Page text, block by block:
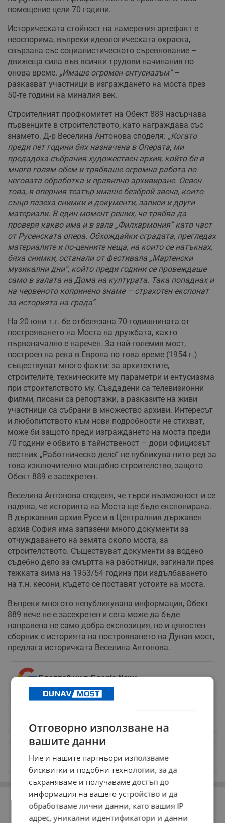
помещение цели 70 години.
Историческата стойност на намерения артефакт е
неоспорима, въпреки идеологическата окраска,
свързана със социалистическото съревнование –
движеща сила във всички трудови начинания по
онова време. „Имаше огромен ентусиазъм“–
разказват участници в изграждането на моста през
50-те години на миналия век.
Строителният профкомитет на Обект 889 насърчава
първенците в строителството, като награждава със
знамето. Д-р Веселина Антонова споделя: „Когато
преди пет години бях назначена в Операта, ми
предадоха събрания художествен архив, който бе в
много голям обем и трябваше огромна работа по
неговата обработка и правилно архивиране. Освен
това, в оперния театър имаше безброй звена, които
също пазеха снимки и документи, записи и други
материали. В един момент реших, че трябва да
проверя какво има и в зала „Филхармония“ като част
от Русенската опера. Обхождайки сградата, прегледах
материалите и по-ценните неща, на които се натъкнах,
бяха снимки, останали от фестивала „Мартенски
музикални дни“, който преди години се провеждаше
само в залата на Дома на културата. Така попаднах и
на червеното копринено знаме – страхотен експонат
за историята на града“.
На 20 юни т.г. бе отбелязана 70-годишнината от
построяването на Моста на дружбата, както
първоначално е наречен. За най-големия мост,
построен на река в Европа по това време (1954 г.)
съществуват много факти: за архитектите,
строителите, техническите му параметри и ентусиазма
при строителството му. Създадени са телевизионни
филми, писани са репортажи, а разказите на живи
участници са събрани в множество архиви. Интересът
и любопитството към нови подробности не стихват,
може би защото преди изграждането на моста преди
70 години е обвито в тайнственост – дори официозът
вестник „Работническо дело“ не публикува нито ред за
това изключително мащабно строителство, защото
Обект 889 е засекретен.
Веселина Антонова споделя, че търси възможност и се
надява, че историята на Моста ще бъде експонирана.
В държавния архив Русе и в Централния държавен
архив София има запазени много документи за
отчуждаването на земята около моста, за
строителството. Съществуват документи за водено
съдебно дело за смъртта на работници, загинали през
тежката зима на 1953/54 година при издълбаването
на т.н. кесони, където се поставят устоите на моста.
Въпреки многото непубликувана информация, Обект
889 вече не е засекретен и сега може да бъде
направена не само добра експозиция, но и цялостен
сборник с историята на построяването на Дунав мост,
предлага историчката Веселина Антонова.
Следвай ни в Google News→
news@dunavmost.com
Отговорно използване на
вашите данни
Ние и нашите партньори използваме
бисквитки и подобни технологии, за да
съхраняваме и получаваме достъп до
информация на вашето устройство и да
обработваме лични данни, като вашия IP
адрес, уникални идентификатори и данни